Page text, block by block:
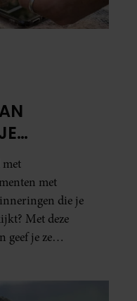
BINNEN
met
die je
Met deze
je ze